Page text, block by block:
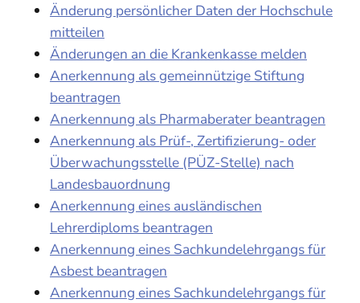
Änderung persönlicher Daten der Hochschule
mitteilen
Änderungen an die Krankenkasse melden
Anerkennung als gemeinnützige Stiftung
beantragen
Anerkennung als Pharmaberater beantragen
Anerkennung als Prüf-, Zertifizierung- oder
Überwachungsstelle (PÜZ-Stelle) nach
Landesbauordnung
Anerkennung eines ausländischen
Lehrerdiploms beantragen
Anerkennung eines Sachkundelehrgangs für
Asbest beantragen
Anerkennung eines Sachkundelehrgangs für